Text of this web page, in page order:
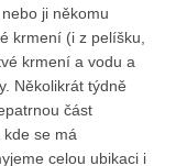
ji někomu
krmení (i z pelíšku,
krmení a vodu a
Několikrát týdně
část
se má
celou ubikaci i